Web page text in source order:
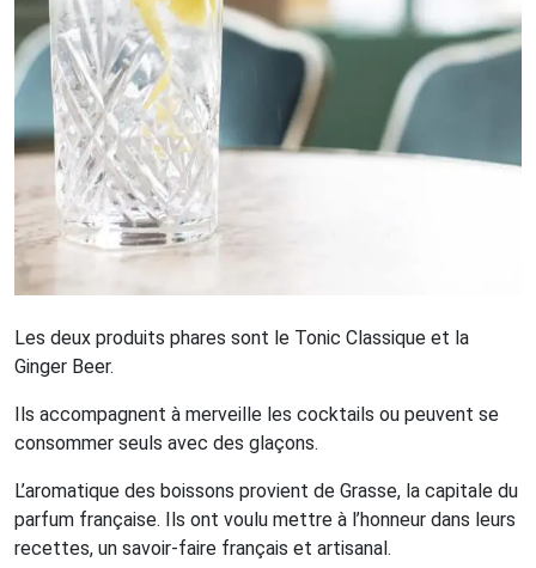
Les deux produits phares sont le Tonic Classique et la
Ginger Beer.
Ils accompagnent à merveille les cocktails ou peuvent se
consommer seuls avec des glaçons.
L’aromatique des boissons provient de Grasse, la capitale du
parfum française. Ils ont voulu mettre à l’honneur dans leurs
recettes, un savoir-faire français et artisanal.